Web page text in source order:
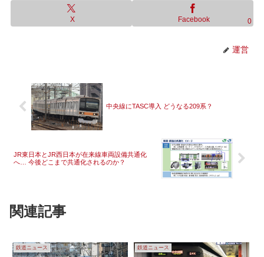
X Facebook 0
運営
中央線にTASC導入 どうなる209系？
JR東日本とJR西日本が在来線車両設備共通化
へ… 今後どこまで共通化されるのか？
関連記事
鉄道ニュース 鉄道ニュース